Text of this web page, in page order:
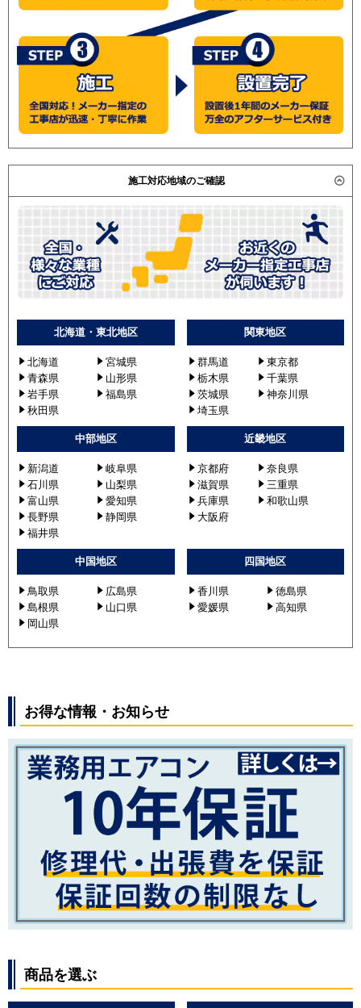
施工対応地域のご確認
北海道・東北地区
北海道
宮城県
青森県
山形県
岩手県
福島県
秋田県
関東地区
群馬道
東京都
栃木県
千葉県
茨城県
神奈川県
埼玉県
中部地区
新潟道
岐阜県
石川県
山梨県
富山県
愛知県
長野県
静岡県
福井県
近畿地区
京都府
奈良県
滋賀県
三重県
兵庫県
和歌山県
大阪府
中国地区
鳥取県
広島県
島根県
山口県
岡山県
四国地区
香川県
徳島県
愛媛県
高知県
お得な情報・お知らせ
商品を選ぶ